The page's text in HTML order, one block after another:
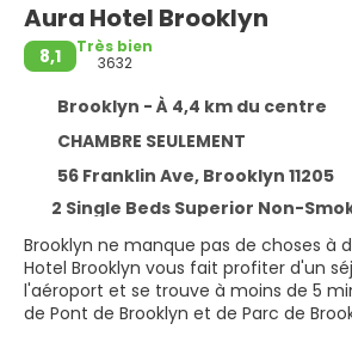
Aura Hotel Brooklyn
8,1
Très bien
3632
Brooklyn - À 4,4 km du centre
CHAMBRE SEULEMENT
56 Franklin Ave, Brooklyn 11205
2 Single Beds Superior Non-
Brooklyn ne manque pas de choses à
Hotel Brooklyn vous fait profiter d'un séjour non loin de
l'aéroport et se trouve à moins de 5
de Pont de Brooklyn et de Parc de